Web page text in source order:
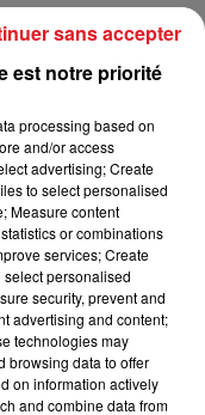
d'une belle
dans les quintés.
placé en fin de
est notre priorité
processing based on
and/or access
advertising; Create
to select personalised
Measure content
or combinations
services; Create
personalised
security, prevent and
advertising and content;
technologies may
browsing data to offer
on information actively
and combine data from
sans accepter